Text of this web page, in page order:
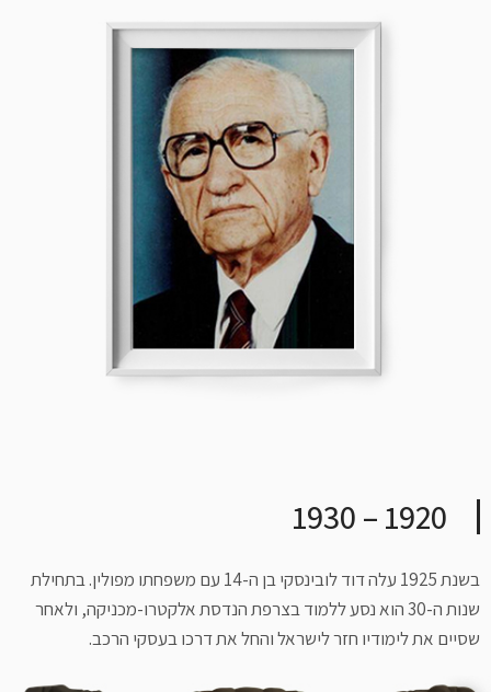
1920 – 1930
בשנת 1925 עלה דוד לובינסקי בן ה-14 עם משפחתו מפולין. בתחילת
שנות ה-30 הוא נסע ללמוד בצרפת הנדסת אלקטרו-מכניקה, ולאחר
שסיים את לימודיו חזר לישראל והחל את דרכו בעסקי הרכב.